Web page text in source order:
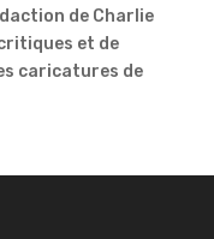
de Charlie
et de
caricatures de